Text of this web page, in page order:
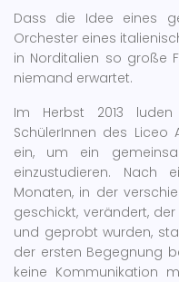
Dass die Idee eines
Orchester eines
in Norditalien so große
niemand erwartet.
Im Herbst 2013
SchülerInnen des
ein, um ein
einzustudieren. Nach
Monaten, in der
geschickt, verändert,
und geprobt wurden,
der ersten Begegnung
keine Kommunikation